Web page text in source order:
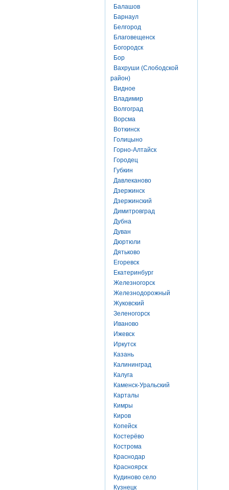
Балашов
Барнаул
Белгород
Благовещенск
Богородск
Бор
Вахруши (Слободской
район)
Видное
Владимир
Волгоград
Ворсма
Воткинск
Голицыно
Горно-Алтайск
Городец
Губкин
Давлеканово
Дзержинск
Дзержинский
Димитровград
Дубна
Дуван
Дюртюли
Дятьково
Егоревск
Екатеринбург
Железногорск
Железнодорожный
Жуковский
Зеленогорск
Иваново
Ижевск
Иркутск
Казань
Калининград
Калуга
Каменск-Уральский
Карталы
Кимры
Киров
Копейск
Костерёво
Кострома
Краснодар
Красноярск
Кудиново село
Кузнецк